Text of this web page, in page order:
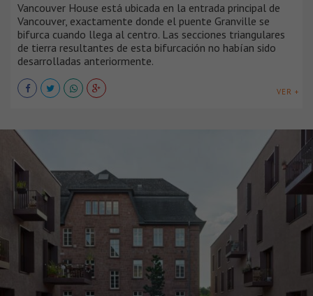
Vancouver House está ubicada en la entrada principal de
Vancouver, exactamente donde el puente Granville se
bifurca cuando llega al centro. Las secciones triangulares
de tierra resultantes de esta bifurcación no habían sido
desarrolladas anteriormente.
VER +